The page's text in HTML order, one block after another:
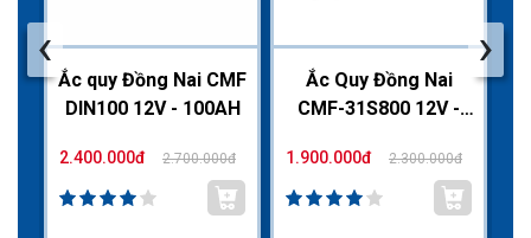
Ắc quy Đồng Nai CMF
DIN100 12V - 100AH
2.400.000đ 2.700.000đ
Ắc Quy Đồng Nai
CMF-31S800 12V -
1.900.000đ 2.300.000đ
‹ ›